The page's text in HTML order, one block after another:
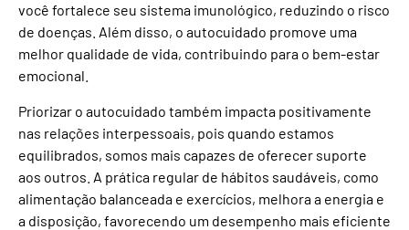
você fortalece seu sistema imunológico, reduzindo o risco
de doenças. Além disso, o autocuidado promove uma
melhor qualidade de vida, contribuindo para o bem-estar
emocional.
Priorizar o autocuidado também impacta positivamente
nas relações interpessoais, pois quando estamos
equilibrados, somos mais capazes de oferecer suporte
aos outros. A prática regular de hábitos saudáveis, como
alimentação balanceada e exercícios, melhora a energia e
a disposição, favorecendo um desempenho mais eficiente